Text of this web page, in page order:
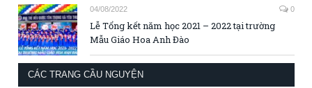
04/08/2022 0
Lễ Tổng kết năm học 2021 – 2022 tại trường
Mẫu Giáo Hoa Anh Đào
CÁC TRANG CẦU NGUYỆN